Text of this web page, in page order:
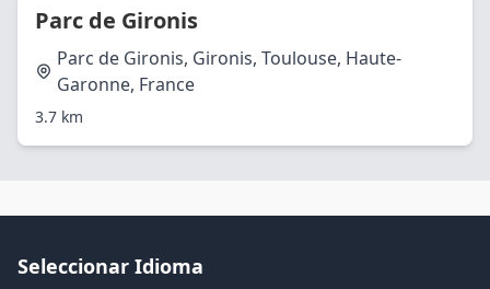
Parc de Gironis
Parc de Gironis, Gironis, Toulouse, Haute-
Garonne, France
3.7 km
Seleccionar Idioma